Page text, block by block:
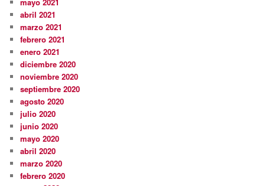
abril 2021
marzo 2021
febrero 2021
enero 2021
diciembre 2020
noviembre 2020
septiembre 2020
agosto 2020
julio 2020
junio 2020
mayo 2020
abril 2020
marzo 2020
febrero 2020